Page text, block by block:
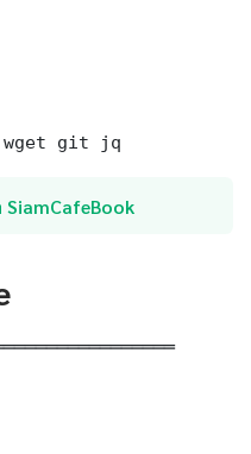
git jq
SiamCafeBook